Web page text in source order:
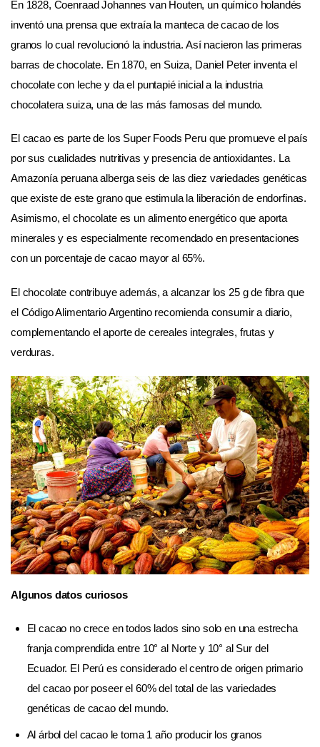
En 1828, Coenraad Johannes van Houten, un químico holandés
inventó una prensa que extraía la manteca de cacao de los
granos lo cual revolucionó la industria. Así nacieron las primeras
barras de chocolate. En 1870, en Suiza, Daniel Peter inventa el
chocolate con leche y da el puntapié inicial a la industria
chocolatera suiza, una de las más famosas del mundo.
El cacao es parte de los Super Foods Peru que promueve el país
por sus cualidades nutritivas y presencia de antioxidantes. La
Amazonía peruana alberga seis de las diez variedades genéticas
que existe de este grano que estimula la liberación de endorfinas.
Asimismo, el chocolate es un alimento energético que aporta
minerales y es especialmente recomendado en presentaciones
con un porcentaje de cacao mayor al 65%.
El chocolate contribuye además, a alcanzar los 25 g de fibra que
el Código Alimentario Argentino recomienda consumir a diario,
complementando el aporte de cereales integrales, frutas y
verduras.
Algunos datos curiosos
El cacao no crece en todos lados sino solo en una estrecha
franja comprendida entre 10° al Norte y 10° al Sur del
Ecuador. El Perú es considerado el centro de origen primario
del cacao por poseer el 60% del total de las variedades
genéticas de cacao del mundo.
Al árbol del cacao le toma 1 año producir los granos